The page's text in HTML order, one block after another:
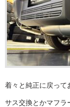
着々と純正に戻って
サス交換とかマフ